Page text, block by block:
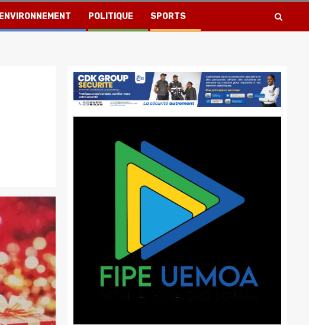
ENVIRONNEMENT POLITIQUE SPORTS